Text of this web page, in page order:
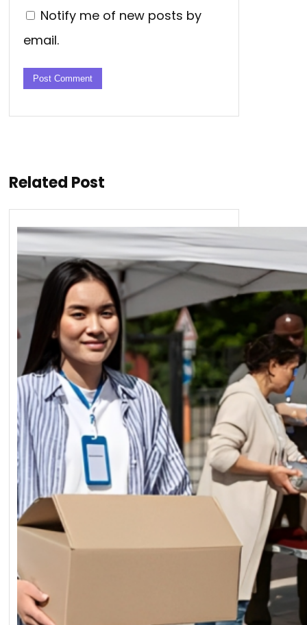
Notify me of new posts by
email.
Related Post